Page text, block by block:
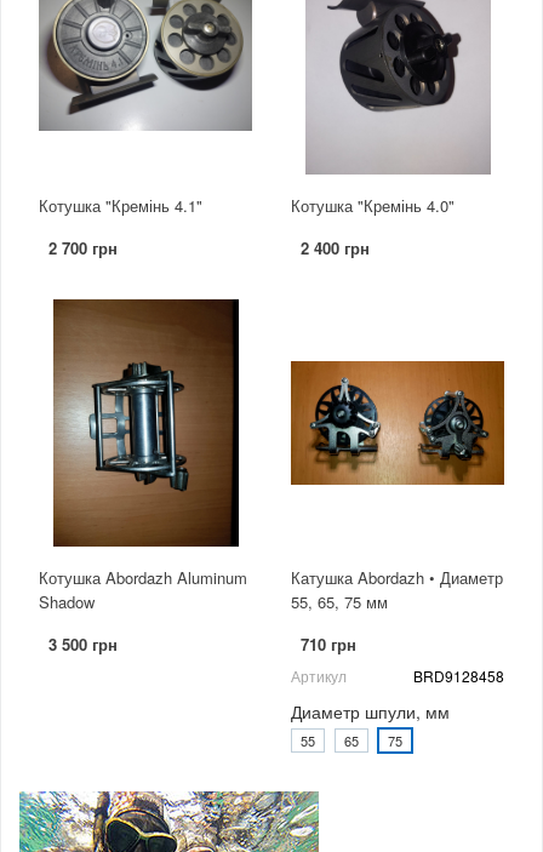
Котушка "Кремінь 4.1"
2 700 грн
Котушка "Кремінь 4.0"
2 400 грн
Котушка Abordazh Aluminum
Shadow
3 500 грн
Катушка Abordazh • Диаметр
55, 65, 75 мм
710 грн
Артикул BRD9128458
Диаметр шпули, мм
55 65 75